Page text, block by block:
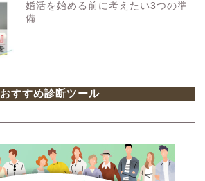
婚活を始める前に考えたい3つの準
備
おすすめ診断ツール